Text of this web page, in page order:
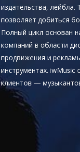
издательства,
позволяет добиться
Полный цикл основан
компаний в области
продвижения и
инструментах. iwMusic
клиентов —